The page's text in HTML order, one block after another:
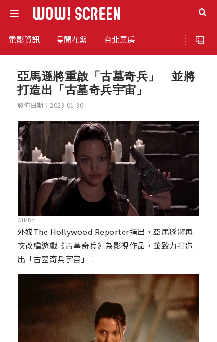
電影資訊 星聞花絮 台北票房
亞馬遜將重啟「古墓奇兵」 並將
打造出「古墓奇兵宇宙」
發佈日期：2023-01-30
©IMDb
外媒The Hollywood Reporter指出，亞馬遜將再
次改編遊戲《古墓奇兵》為影視作品，並致力打造
出「古墓奇兵宇宙」！